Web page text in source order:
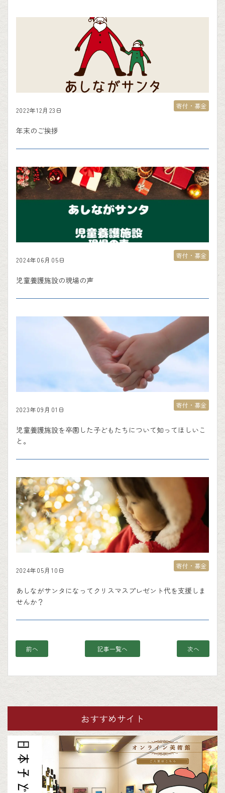
2022年12月23日
年末のご挨拶
寄付・募金
2024年06月05日
児童養護施設の現場の声
寄付・募金
2023年09月01日
児童養護施設を卒園した子どもたちについて知ってほしいこ
と。
寄付・募金
2024年05月10日
あしながサンタになってクリスマスプレゼント代を支援しま
せんか？
寄付・募金
前へ 記事一覧へ 次へ
おすすめサイト